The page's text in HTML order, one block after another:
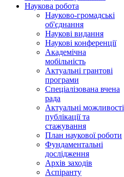
Наукова робота
Науково-громадські
об'єднання
Наукові видання
Наукові конференції
Академічна
мобільність
Актуальні грантові
програми
Спеціалізована вчена
рада
Актуальні можливості
публікації та
стажування
План наукової роботи
Фундаментальні
дослідження
Архів заходів
Аспіранту